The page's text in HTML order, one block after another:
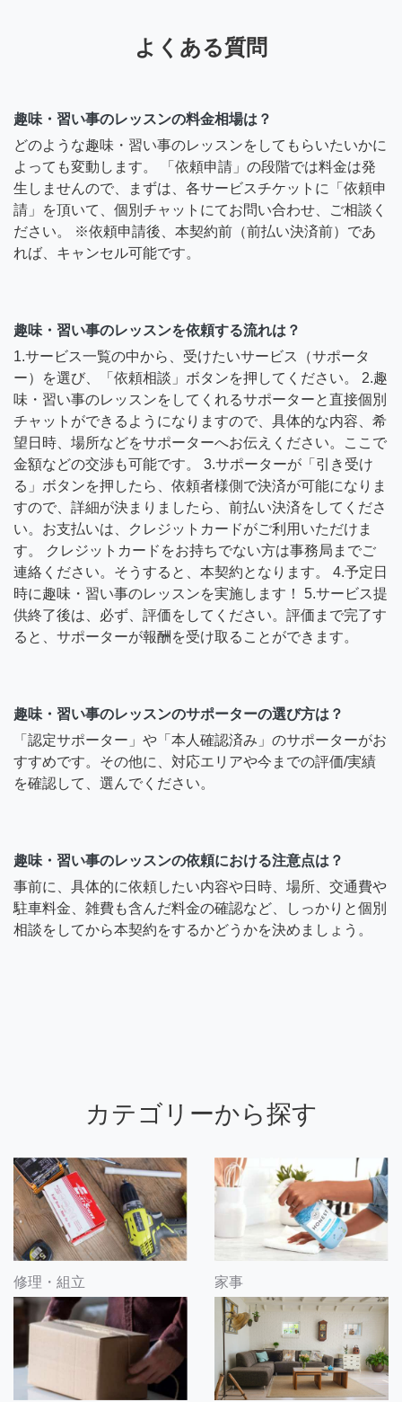
よくある質問
趣味・習い事のレッスンの料金相場は？
どのような趣味・習い事のレッスンをしてもらいたいかに
よっても変動します。 「依頼申請」の段階では料金は発
生しませんので、まずは、各サービスチケットに「依頼申
請」を頂いて、個別チャットにてお問い合わせ、ご相談く
ださい。 ※依頼申請後、本契約前（前払い決済前）であ
れば、キャンセル可能です。
趣味・習い事のレッスンを依頼する流れは？
1.サービス一覧の中から、受けたいサービス（サポータ
ー）を選び、「依頼相談」ボタンを押してください。 2.趣
味・習い事のレッスンをしてくれるサポーターと直接個別
チャットができるようになりますので、具体的な内容、希
望日時、場所などをサポーターへお伝えください。ここで
金額などの交渉も可能です。 3.サポーターが「引き受け
る」ボタンを押したら、依頼者様側で決済が可能になりま
すので、詳細が決まりましたら、前払い決済をしてくださ
い。お支払いは、クレジットカードがご利用いただけま
す。 クレジットカードをお持ちでない方は事務局までご
連絡ください。そうすると、本契約となります。 4.予定日
時に趣味・習い事のレッスンを実施します！ 5.サービス提
供終了後は、必ず、評価をしてください。評価まで完了す
ると、サポーターが報酬を受け取ることができます。
趣味・習い事のレッスンのサポーターの選び方は？
「認定サポーター」や「本人確認済み」のサポーターがお
すすめです。その他に、対応エリアや今までの評価/実績
を確認して、選んでください。
趣味・習い事のレッスンの依頼における注意点は？
事前に、具体的に依頼したい内容や日時、場所、交通費や
駐車料金、雑費も含んだ料金の確認など、しっかりと個別
相談をしてから本契約をするかどうかを決めましょう。
カテゴリーから探す
修理・組立 家事